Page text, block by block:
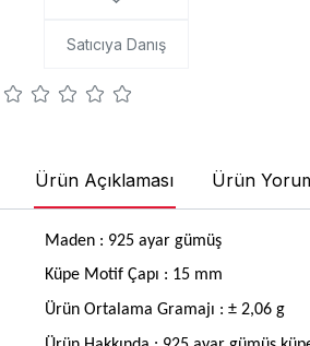
Satıcıya Danış
Ürün Açıklaması Ürün
Maden : 925 ayar gümüş
Küpe Motif Çapı : 15 mm
Ürün Ortalama Gramajı : ± 2,06 g